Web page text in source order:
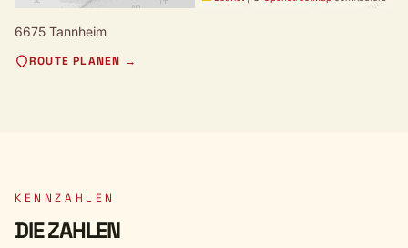
6675 Tannheim
ROUTE PLANEN →
KENNZAHLEN
DIE ZAHLEN